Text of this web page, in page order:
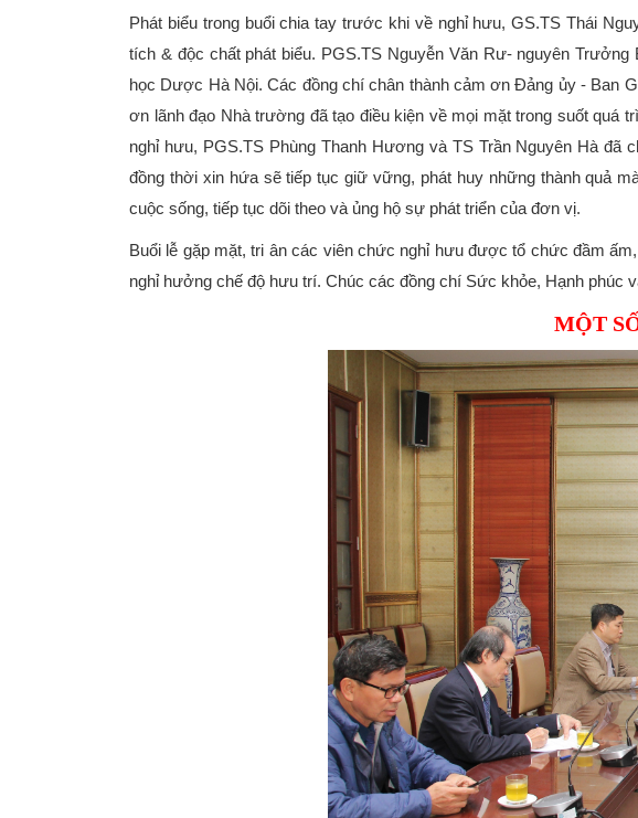
Phát biểu trong buổi chia tay trước khi về nghỉ hưu, GS.TS Thái
tích & độc chất phát biểu. PGS.TS Nguyễn Văn Rư- nguyên
học Dược Hà Nội. Các đồng chí chân thành cảm ơn Đảng ủy - Ban
ơn lãnh đạo Nhà trường đã tạo điều kiện về mọi mặt trong suốt quá
nghỉ hưu, PGS.TS Phùng Thanh Hương và TS Trần Nguyên Hà
đồng thời xin hứa sẽ tiếp tục giữ vững, phát huy những thành quả
cuộc sống, tiếp tục dõi theo và ủng hộ sự phát triển của đơn vị.
Buổi lễ gặp mặt, tri ân các viên chức nghỉ hưu được tổ chức đầm
nghỉ hưởng chế độ hưu trí. Chúc các đồng chí Sức khỏe, Hạnh phúc
MỘT